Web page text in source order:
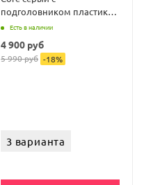
подголовником пластик
белый
Есть в наличии
4 900 руб
5 990руб -18%
3 варианта